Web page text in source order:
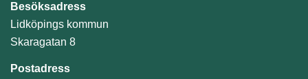
Besöksadress
Lidköpings kommun
Skaragatan 8
Postadress